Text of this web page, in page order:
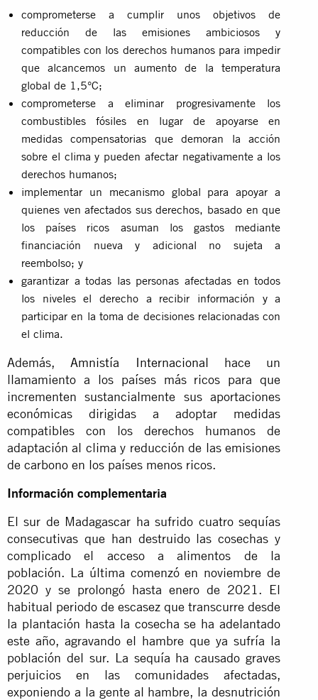
comprometerse a cumplir unos objetivos de
reducción de las emisiones ambiciosos y
compatibles con los derechos humanos para impedir
que alcancemos un aumento de la temperatura
global de 1,5°C;
comprometerse a eliminar progresivamente los
combustibles fósiles en lugar de apoyarse en
medidas compensatorias que demoran la acción
sobre el clima y pueden afectar negativamente a los
derechos humanos;
implementar un mecanismo global para apoyar a
quienes ven afectados sus derechos, basado en que
los países ricos asuman los gastos mediante
financiación nueva y adicional no sujeta a
reembolso; y
garantizar a todas las personas afectadas en todos
los niveles el derecho a recibir información y a
participar en la toma de decisiones relacionadas con
el clima.
Además,Amnistía Internacional hace un
llamamiento a los países más ricos para que
incrementen sustancialmente sus aportaciones
económicas dirigidas a adoptar medidas
compatibles con los derechos humanos de
adaptación al clima y reducción de las emisiones
de carbono en los países menos ricos.
Información complementaria
El sur de Madagascar ha sufrido cuatro sequías
consecutivas que han destruido las cosechas y
complicado el acceso a alimentos de la
población. La última comenzó en noviembre de
2020 y se prolongó hasta enero de 2021. El
habitual periodo de escasez que transcurre desde
la plantación hasta la cosecha se ha adelantado
este año, agravando el hambre que ya sufría la
población del sur. La sequía ha causado graves
perjuicios en las comunidades afectadas,
exponiendo a la gente al hambre, la desnutrición